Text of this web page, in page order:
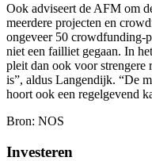
Ook adviseert de AFM om
meerdere projecten en
ongeveer 50 crowdfunding-
niet een failliet gegaan. In
pleit dan ook voor
is”, aldus Langendijk. “De
hoort ook een regelgevend
Bron: NOS
Investeren